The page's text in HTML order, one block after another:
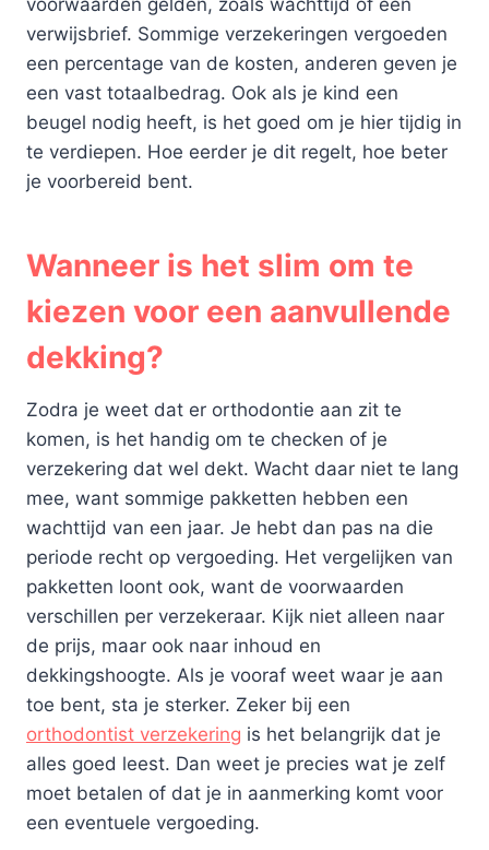
voorwaarden gelden, zoals wachttijd of een
verwijsbrief. Sommige verzekeringen vergoeden
een percentage van de kosten, anderen geven je
een vast totaalbedrag. Ook als je kind een
beugel nodig heeft, is het goed om je hier tijdig in
te verdiepen. Hoe eerder je dit regelt, hoe beter
je voorbereid bent.
Wanneer is het slim om te
kiezen voor een aanvullende
dekking?
Zodra je weet dat er orthodontie aan zit te
komen, is het handig om te checken of je
verzekering dat wel dekt. Wacht daar niet te lang
mee, want sommige pakketten hebben een
wachttijd van een jaar. Je hebt dan pas na die
periode recht op vergoeding. Het vergelijken van
pakketten loont ook, want de voorwaarden
verschillen per verzekeraar. Kijk niet alleen naar
de prijs, maar ook naar inhoud en
dekkingshoogte. Als je vooraf weet waar je aan
toe bent, sta je sterker. Zeker bij een
orthodontist verzekering is het belangrijk dat je
alles goed leest. Dan weet je precies wat je zelf
moet betalen of dat je in aanmerking komt voor
een eventuele vergoeding.